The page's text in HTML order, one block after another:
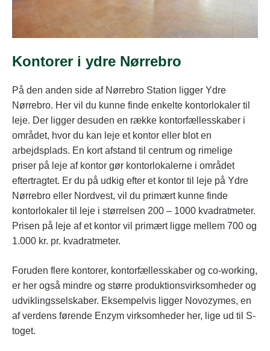
Kontorer i ydre Nørrebro
På den anden side af Nørrebro Station ligger Ydre
Nørrebro. Her vil du kunne finde enkelte kontorlokaler til
leje. Der ligger desuden en række kontorfællesskaber i
området, hvor du kan leje et kontor eller blot en
arbejdsplads. En kort afstand til centrum og rimelige
priser på leje af kontor gør kontorlokalerne i området
eftertragtet. Er du på udkig efter et kontor til leje på Ydre
Nørrebro eller Nordvest, vil du primært kunne finde
kontorlokaler til leje i størrelsen 200 – 1000 kvadratmeter.
Prisen på leje af et kontor vil primært ligge mellem 700 og
1.000 kr. pr. kvadratmeter.
Foruden flere kontorer, kontorfællesskaber og co-working,
er her også mindre og større produktionsvirksomheder og
udviklingsselskaber. Eksempelvis ligger Novozymes, en
af verdens førende Enzym virksomheder her, lige ud til S-
toget.